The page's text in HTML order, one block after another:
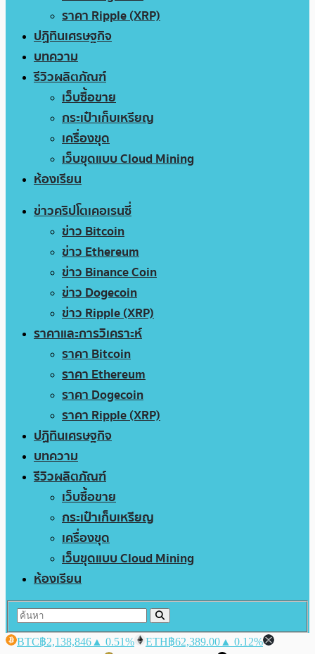
ราคา Ripple (XRP)
ปฏิทินเศรษฐกิจ
บทความ
รีวิวผลิตภัณฑ์
เว็บซื้อขาย
กระเป๋าเก็บเหรียญ
เครื่องขุด
เว็บขุดแบบ Cloud Mining
ห้องเรียน
ข่าวคริปโตเคอเรนซี่
ข่าว Bitcoin
ข่าว Ethereum
ข่าว Binance Coin
ข่าว Dogecoin
ข่าว Ripple (XRP)
ราคาและการวิเคราะห์
ราคา Bitcoin
ราคา Ethereum
ราคา Dogecoin
ราคา Ripple (XRP)
ปฏิทินเศรษฐกิจ
บทความ
รีวิวผลิตภัณฑ์
เว็บซื้อขาย
กระเป๋าเก็บเหรียญ
เครื่องขุด
เว็บขุดแบบ Cloud Mining
ห้องเรียน
BTC฿2,138,846 ▲ 0.51% ETH฿62,389.00 ▲ 0.12%